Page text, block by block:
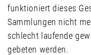
funktioniert dieses
Sammlungen nicht
schlecht laufende
gebeten werden.